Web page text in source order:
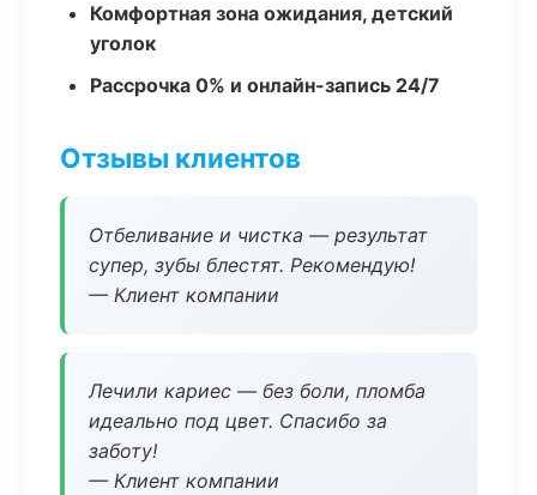
Комфортная зона ожидания, детский
уголок
Рассрочка 0% и онлайн-запись 24/7
Отзывы клиентов
Отбеливание и чистка — результат
супер, зубы блестят. Рекомендую!
— Клиент компании
Лечили кариес — без боли, пломба
идеально под цвет. Спасибо за
заботу!
— Клиент компании